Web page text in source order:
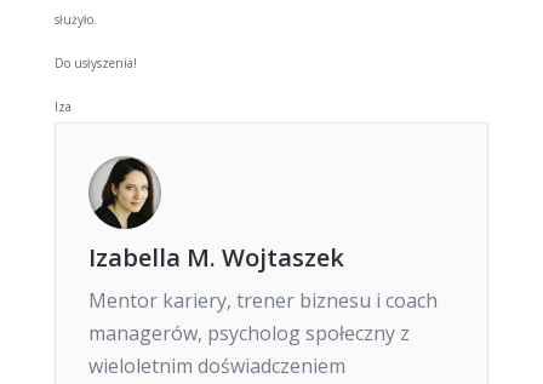
służyło.
Do usłyszenia!
Iza
Izabella M. Wojtaszek
Mentor kariery, trener biznesu i coach
managerów, psycholog społeczny z
wieloletnim doświadczeniem